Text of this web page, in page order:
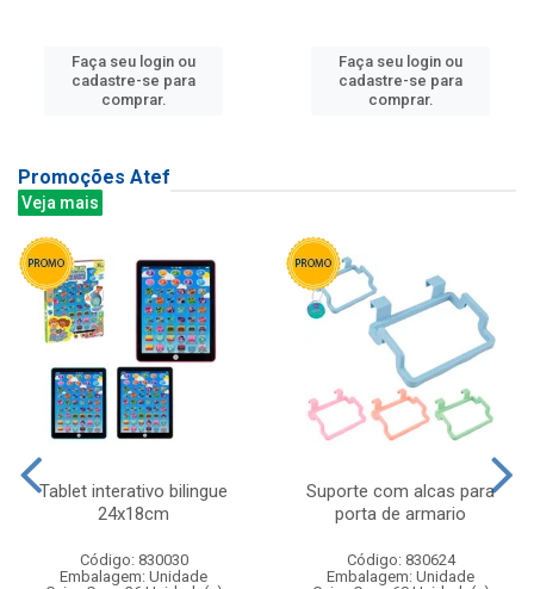
Faça seu login ou
cadastre-se para
comprar.
Faça seu login ou
cadastre-se para
comprar.
Promoções Atef
Veja mais
Tablet interativo bilingue
24x18cm
Código: 830030
Embalagem: Unidade
Suporte com alcas para
porta de armario
Código: 830624
Embalagem: Unidade